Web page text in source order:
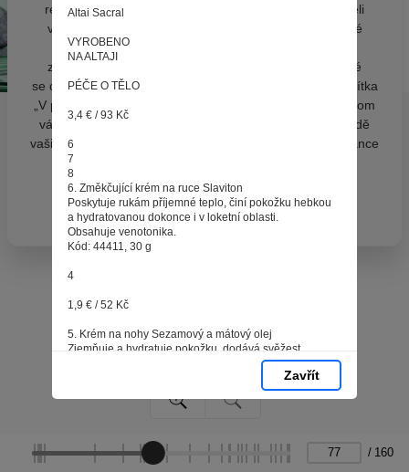
Altai Sacral
VYROBENO
NA ALTAJI
PÉČE O TĚLO
3,4 € / 93 Kč
6
7
8
6. Změkčující krém na ruce Slaviton
Poskytuje rukám příjemné teplo, činí pokožku hebkou
a hydratovanou dokonce i v loketní oblasti.
Obsahuje venotonika.
Kód: 44411, 30 g
4
1,9 € / 52 Kč
5. Krém na nohy Sezamový a mátový olej
Zjemňuje a hydratuje pokožku, dodává svěžest
a lehkost. Obsahuje: sezamový olej, mátový
olej, molekuly NMF (přirozený hydratační faktor
pokožky), komplex kyseliny salicylové a linolové.
7. Komplexní krém na ruce a nohy Luční byliny
Zavřít
/ 160
reklamy na věci, které vás nezajímají. Abyste web viděli
v zobrazení na které jste zvyklí a nemuseli se pokaždé
přihlašovat. Proto od vás potřebujeme souhlas se
zpracováním souborů cookies - malých souborů, které
se dočasně ukládají ve vašem prohlížeči. Stisknutím tlačítka
„V pořádku“ souhlasíte s nastavením cookies tak, abychom
vám poskytovali smysluplné a užitečné služby na základě
vašich údajů. Svůj souhlas můžete kdykoli změnit na stránce
Spravovat cookies V pořádku